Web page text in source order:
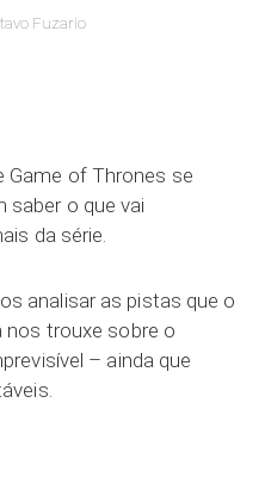
Fuzario
Game of Thrones se
saber o que vai
da série.
analisar as pistas que o
nos trouxe sobre o
– ainda que